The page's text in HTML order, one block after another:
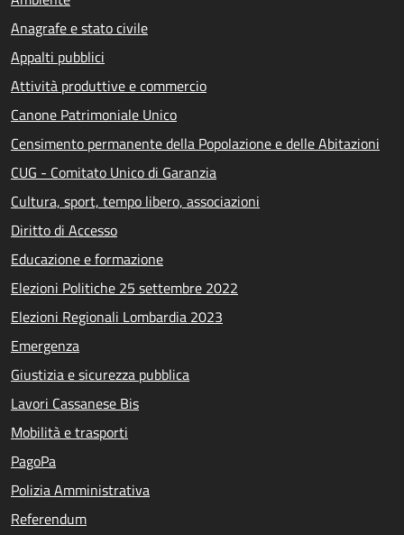
Anagrafe e stato civile
Appalti pubblici
Attività produttive e commercio
Canone Patrimoniale Unico
Censimento permanente della Popolazione e delle Abitazioni
CUG - Comitato Unico di Garanzia
Cultura, sport, tempo libero, associazioni
Diritto di Accesso
Educazione e formazione
Elezioni Politiche 25 settembre 2022
Elezioni Regionali Lombardia 2023
Emergenza
Giustizia e sicurezza pubblica
Lavori Cassanese Bis
Mobilità e trasporti
PagoPa
Polizia Amministrativa
Referendum